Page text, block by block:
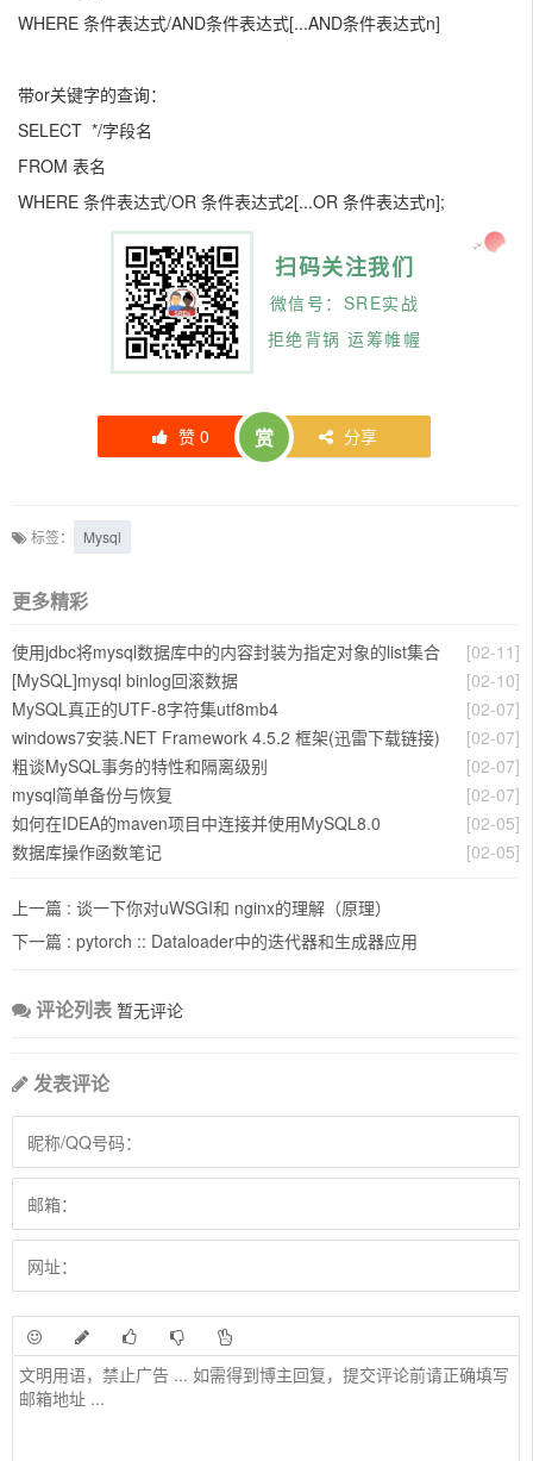
WHERE 条件表达式/AND条件表达式[...AND条件表达式n]
带or关键字的查询：
SELECT */字段名
FROM 表名
WHERE 条件表达式/OR 条件表达式2[...OR 条件表达式n];
扫码关注我们
微信号：SRE实战
拒绝背锅 运筹帷幄
赞 0 赏 分享
标签： Mysql
更多精彩
[02-11]
使用jdbc将mysql数据库中的内容封装为指定对象的list集合
[02-10]
[MySQL]mysql binlog回滚数据
[02-07]
MySQL真正的UTF-8字符集utf8mb4
[02-07]
windows7安装.NET Framework 4.5.2 框架(迅雷下载链接)
[02-07]
粗谈MySQL事务的特性和隔离级别
[02-07]
mysql简单备份与恢复
[02-05]
如何在IDEA的maven项目中连接并使用MySQL8.0
[02-05]
数据库操作函数笔记
上一篇 : 谈一下你对uWSGI和 nginx的理解（原理）
下一篇 : pytorch :: Dataloader中的迭代器和生成器应用
评论列表 暂无评论
发表评论